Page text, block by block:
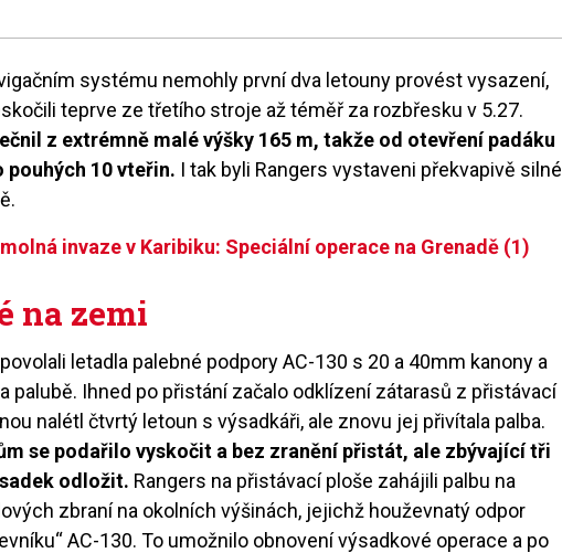
systému nemohly první dva letouny provést vysazení,
teprve ze třetího stroje až téměř za rozbřesku v 5.27.
z extrémně malé výšky 165 m, takže od otevření padáku
pouhých 10 vteřin. I tak byli Rangers vystaveni překvapivě silné
invaze v Karibiku: Speciální operace na Grenadě (1)
na zemi
letadla palebné podpory AC-130 s 20 a 40mm kanony a
palubě. Ihned po přistání začalo odklízení zátarasů z přistávací
nalétl čtvrtý letoun s výsadkáři, ale znovu jej přivítala palba.
se podařilo vyskočit a bez zranění přistát, ale zbývající tři
odložit. Rangers na přistávací ploše zahájili palbu na
zbraní na okolních výšinách, jejichž houževnatý odpor
AC-130. To umožnilo obnovení výsadkové operace a po